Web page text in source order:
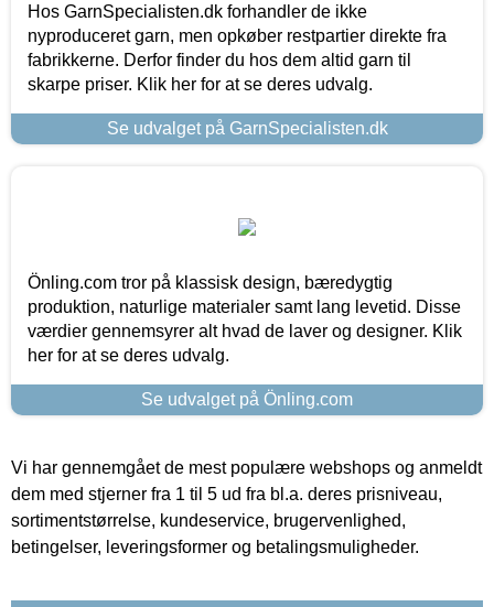
Hos GarnSpecialisten.dk forhandler de ikke
nyproduceret garn, men opkøber restpartier direkte fra
fabrikkerne. Derfor finder du hos dem altid garn til
skarpe priser. Klik her for at se deres udvalg.
Se udvalget på GarnSpecialisten.dk
Önling.com tror på klassisk design, bæredygtig
produktion, naturlige materialer samt lang levetid. Disse
værdier gennemsyrer alt hvad de laver og designer. Klik
her for at se deres udvalg.
Se udvalget på Önling.com
Vi har gennemgået de mest populære webshops og anmeldt
dem med stjerner fra 1 til 5 ud fra bl.a. deres prisniveau,
sortimentstørrelse, kundeservice, brugervenlighed,
betingelser, leveringsformer og betalingsmuligheder.